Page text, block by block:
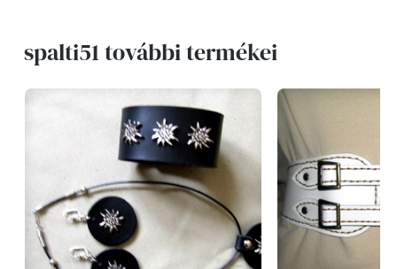
spalti51 további termékei